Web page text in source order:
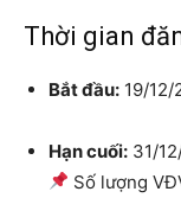
Thời gian
Bắt đầu: 19/12/
Hạn cuối: 31/
Số lượng